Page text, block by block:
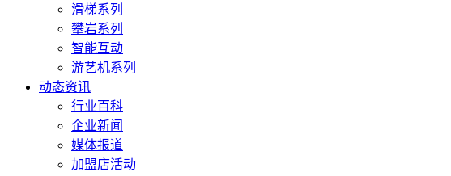
滑梯系列
攀岩系列
智能互动
游艺机系列
动态资讯
行业百科
企业新闻
媒体报道
加盟店活动